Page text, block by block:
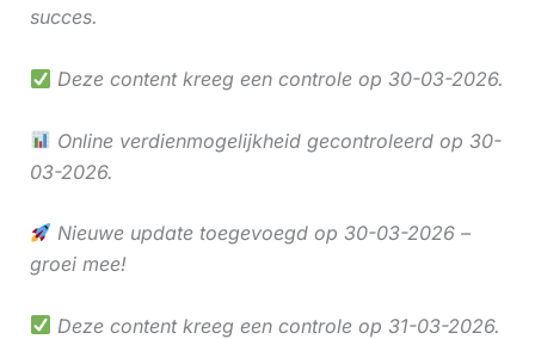
succes.
Deze content kreeg een controle op 30-03-2026.
Online verdienmogelijkheid gecontroleerd op 30-
03-2026.
Nieuwe update toegevoegd op 30-03-2026 –
groei mee!
Deze content kreeg een controle op 31-03-2026.